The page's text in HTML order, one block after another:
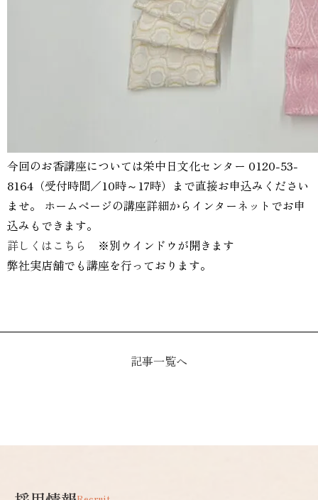
今回のお香講座については栄中日文化センター 0120-53-
8164（受付時間／10時～17時）まで直接お申込みください
ませ。 ホームページの講座詳細からインターネットでお申
込みもできます。
詳しくはこちら
※別ウインドウが開きます
弊社実店舗でも講座を行っております。
記事一覧へ